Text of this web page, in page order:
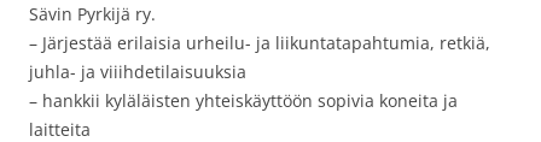
Sävin Pyrkijä ry.
– Järjestää erilaisia urheilu- ja liikuntatapahtumia, retkiä,
juhla- ja viiihdetilaisuuksia
– hankkii kyläläisten yhteiskäyttöön sopivia koneita ja
laitteita